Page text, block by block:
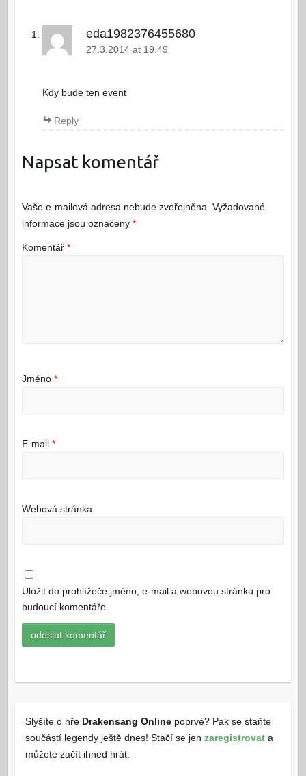
eda1982376455680
27.3.2014 at 19.49
Kdy bude ten event
Reply
Napsat komentář
Vaše e-mailová adresa nebude zveřejněna. Vyžadované
informace jsou označeny *
Komentář *
Jméno *
E-mail *
Webová stránka
Uložit do prohlížeče jméno, e-mail a webovou stránku pro
budoucí komentáře.
Slyšíte o hře Drakensang Onlinepoprvé? Pak se staňte
součástí legendy ještě dnes! Stačí se jen zaregistrovata
můžete začít ihned hrát.